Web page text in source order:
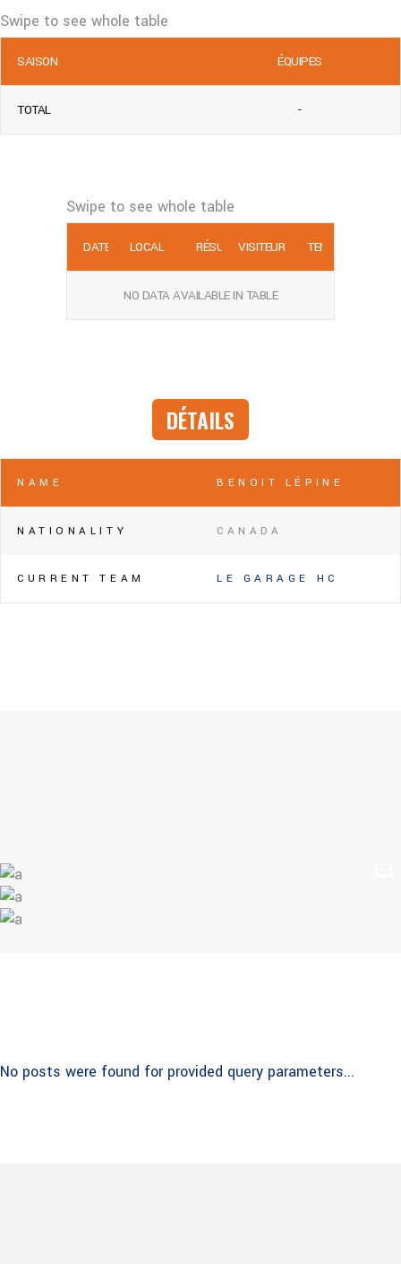
SAISON ÉQUIPES
TOTAL -
DATE LOCAL RÉSULTATSVISITEUR TEMPS
NO DATA AVAILABLE IN TABLE
DÉTAILS
NAME BENOIT LÉPINE
NATIONALITY CANADA
CURRENT TEAM LE GARAGE HC
No posts were found for provided query parameters...